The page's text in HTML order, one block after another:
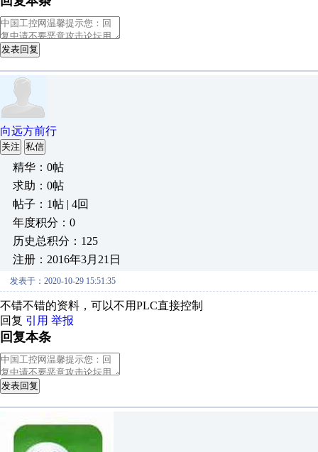
发表回复
向远方前行
关注 私信
精华：0帖
求助：0帖
帖子：1帖 | 4回
年度积分：0
历史总积分：125
注册：2016年3月21日
发表于：2020-10-29 15:51:35
不错不错的资料，可以不用PLC直接控制
回复 引用 举报
回复本条
发表回复